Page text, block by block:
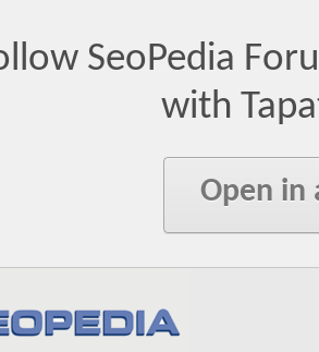
SeoPedia
with
Open in